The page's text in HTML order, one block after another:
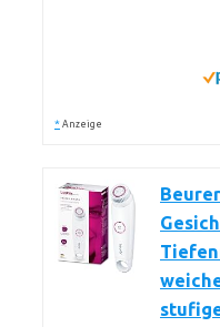
* Anzeige